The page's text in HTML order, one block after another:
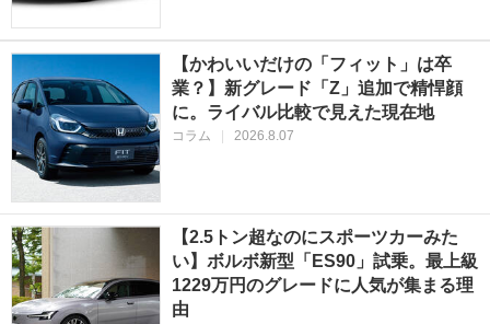
【かわいいだけの「フィット」は卒
業？】新グレード「Z」追加で精悍顔
に。ライバル比較で見えた現在地
コラム 2026.8.07
【2.5トン超なのにスポーツカーみた
い】ボルボ新型「ES90」試乗。最上級
1229万円のグレードに人気が集まる理
由